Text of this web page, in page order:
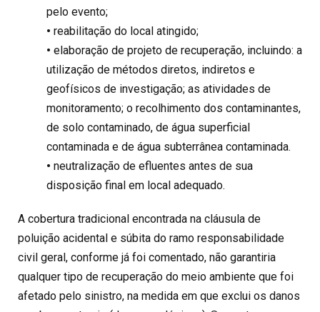
pelo evento;
• reabilitação do local atingido;
• elaboração de projeto de recuperação, incluindo: a
utilização de métodos diretos, indiretos e
geofísicos de investigação; as atividades de
monitoramento; o recolhimento dos contaminantes,
de solo contaminado, de água superficial
contaminada e de água subterrânea contaminada.
• neutralização de efluentes antes de sua
disposição final em local adequado.
A cobertura tradicional encontrada na cláusula de
poluição acidental e súbita do ramo responsabilidade
civil geral, conforme já foi comentado, não garantiria
qualquer tipo de recuperação do meio ambiente que foi
afetado pelo sinistro, na medida em que exclui os danos